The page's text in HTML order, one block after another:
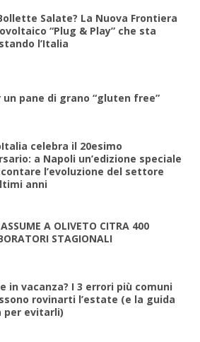
Salate? La Nuova Frontiera
“Plug & Play” che sta
l’Italia
un pane di grano “gluten free”
celebra il 20esimo
a Napoli un’edizione speciale
l’evoluzione del settore
anni
A OLIVETO CITRA 400
STAGIONALI
in vacanza? I 3 errori più comuni
rovinarti l’estate (e la guida
per evitarli)